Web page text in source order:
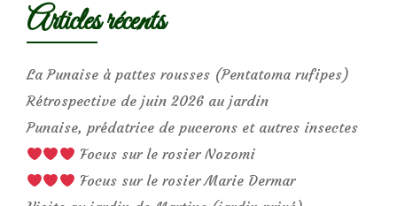
Articles récents
La Punaise à pattes rousses (Pentatoma rufipes)
Rétrospective de juin 2026 au jardin
Punaise, prédatrice de pucerons et autres insectes
Focus sur le rosier Nozomi
Focus sur le rosier Marie Dermar